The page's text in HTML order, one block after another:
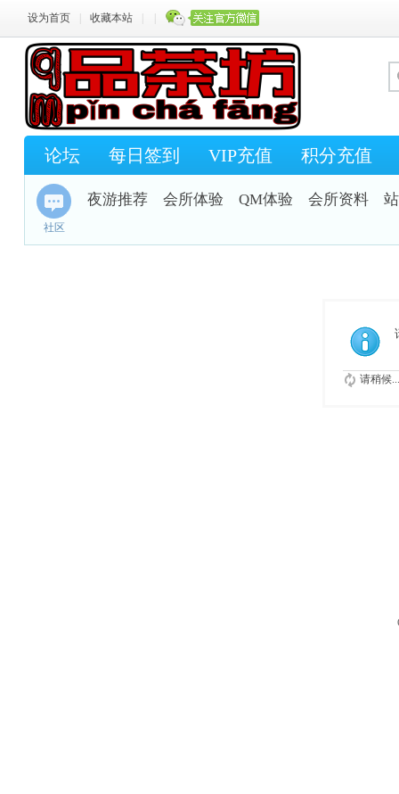
设为首页 收藏本站
论坛 每日签到 VIP充值 积分充值
社区
夜游推荐 会所体验 QM体验 会所资料
请稍候...